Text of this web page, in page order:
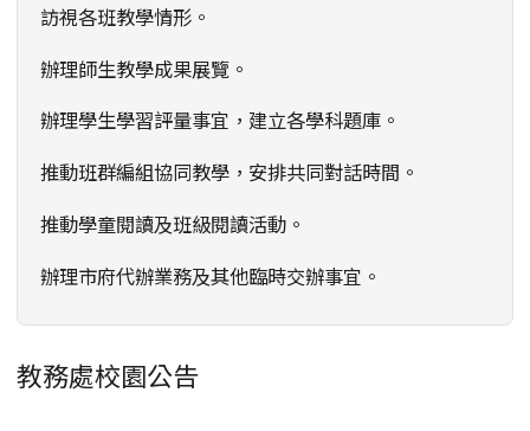
訪視各班教學情形。
辦理師生教學成果展覽。
辦理學生學習評量事宜，建立各學科題庫。
推動班群編組協同教學，安排共同對話時間。
推動學童閱讀及班級閱讀活動。
辦理市府代辦業務及其他臨時交辦事宜。
教務處校園公告